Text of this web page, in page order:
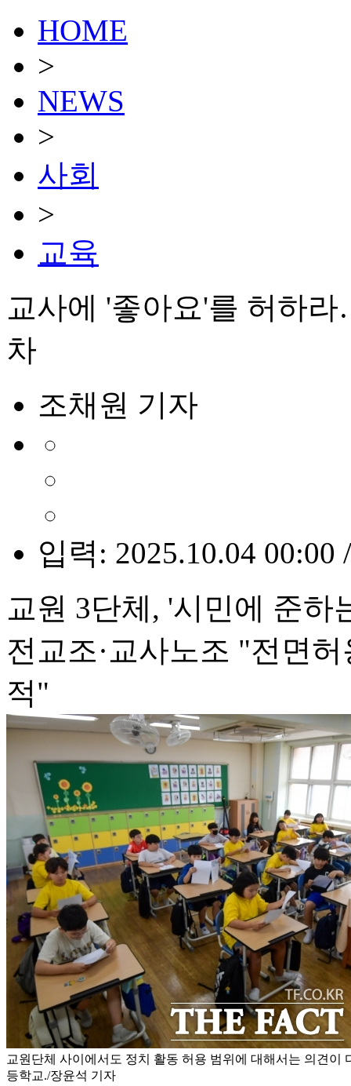
HOME
>
NEWS
>
사회
>
교육
교사에 '좋아요'를 허하
차
조채원 기자
입력: 2025.10.04 00:00
교원 3단체, '시민에 준
전교조·교사노조 "전면
적"
교원단체 사이에서도 정치 활동 허용 범위에 대해서는 의견이
등학교./장윤석 기자